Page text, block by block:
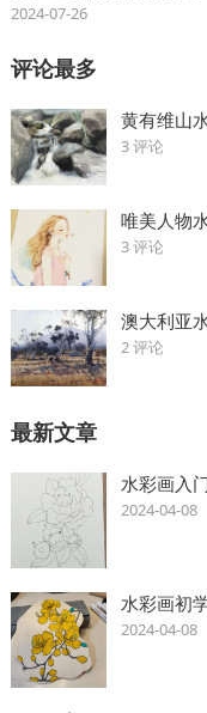
2024-07-26
评论最多
黄有维山
3 评论
唯美人物
3 评论
澳大利亚
2 评论
最新文章
水彩画入
2024-04-08
水彩画初
2024-04-08